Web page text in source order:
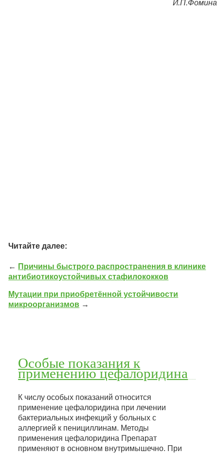
И.П.Фомина
Читайте далее:
← Причины быстрого распространения в клинике
антибиотикоустойчивых стафилококков
Мутации при приобретённой устойчивости
микроорганизмов →
Особые показания к
применению цефалоридина
К числу особых показаний относится
применение цефалоридина при лечении
бактериальных инфекций у больных с
аллергией к пенициллинам. Методы
применения цефалоридина Препарат
применяют в основном внутримышечно. При